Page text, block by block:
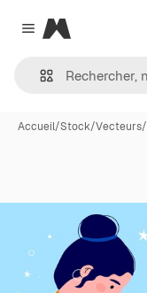
Close menu
Magnific
Accueil/Stock/Vecteurs/